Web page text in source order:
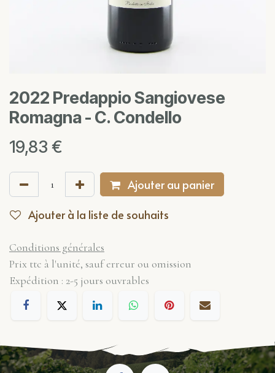
2022 Predappio Sangiovese
Romagna - C. Condello
19,83 €
Ajouter au panier
Ajouter à la liste de souhaits
Conditions générales
Prix ttc à l'unité, sauf erreur ou omission
Expédition : 2-5 jours ouvrables